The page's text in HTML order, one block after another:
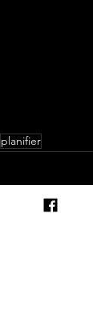
planifier